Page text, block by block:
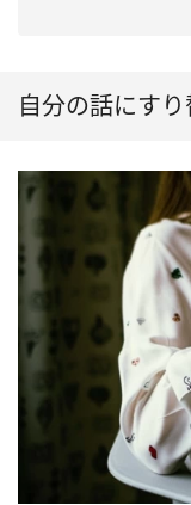
自分の話にす